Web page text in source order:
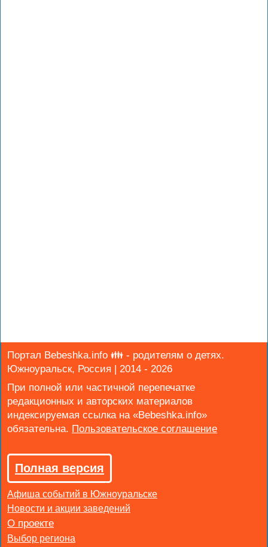
Портал Bebeshka.info 👪 - родителям о детях.
Южноуральск, Россия | 2014 - 2026
При полной или частичной перепечатке
редакционных и авторских материалов
индексируемая ссылка на «Bebeshka.info»
обязательна.
Полная версия
Афиша событий в Южноуральске
Новости и акции заведений
Выбор региона